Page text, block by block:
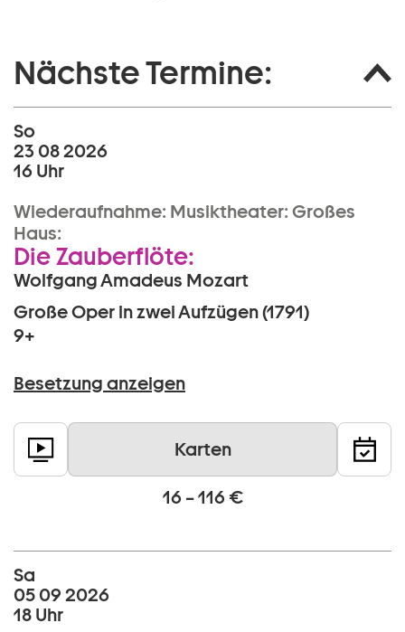
Nächste Termine:
So
23 08 2026
16 Uhr
Wiederaufnahme: Musiktheater: Großes
Haus:
Die Zauberflöte:
Wolfgang Amadeus Mozart
Große Oper in zwei Aufzügen (1791)
9+
Besetzung anzeigen
Karten
16 – 116 €
Sa
05 09 2026
18 Uhr